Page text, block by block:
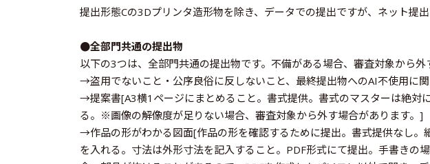
提出形態Cの3Dプリンタ造形物を除き、データでの提出ですが、ネット提
●全部門共通の提出物
以下の3つは、全部門共通の提出物です。不備がある場合、審査対象から外
→盗用でないこと・公序良俗に反しないこと、最終提出物へのAI不使用に
→提案書[A3横1ページにまとめること。書式提供。書式のマスターは絶
る。※画像の解像度が足りない場合、審査対象から外す場合があります。]
→作品の形がわかる図面[作品の形を確認するために提出。書式提供なし
を入れる。寸法は外形寸法を記入すること。PDF形式にて提出。手書き